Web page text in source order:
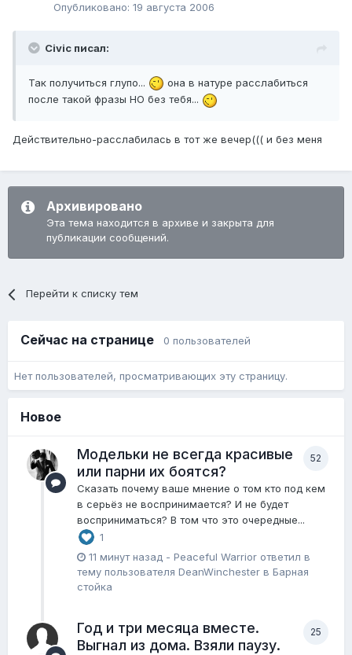
Опубликовано: 19 августа 2006
Civic писал:
Так получиться глупо...
она в натуре расслабиться
после такой фразы НО без тебя...
Действительно-расслабилась в тот же вечер((( и без меня
Архивировано
Эта тема находится в архиве и закрыта для
публикации сообщений.
Перейти к списку тем
Сейчас на странице 0 пользователей
Нет пользователей, просматривающих эту страницу.
Новое
52
Модельки не всегда красивые
или парни их боятся?
Сказать почему ваше мнение о том кто под кем
в серьёз не воспринимается? И не будет
восприниматься? В том что это очередные...
1
11 минут назад - Peaceful Warrior ответил в
тему пользователя DeanWinchester в Барная
стойка
25
Год и три месяца вместе.
Выгнал из дома. Взяли паузу.